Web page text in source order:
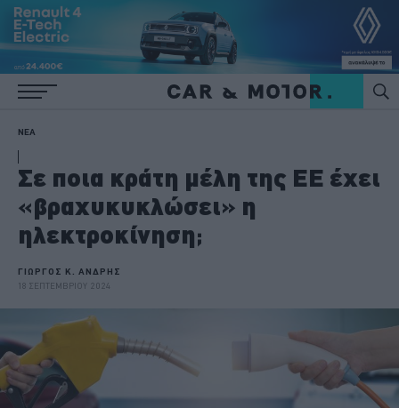
ΝΕΑ
Σε ποια κράτη μέλη της ΕΕ έχει
«βραχυκυκλώσει» η
ηλεκτροκίνηση;
ΓΙΩΡΓΟΣ Κ. ΑΝΔΡΗΣ
18 ΣΕΠΤΕΜΒΡΙΟΥ 2024